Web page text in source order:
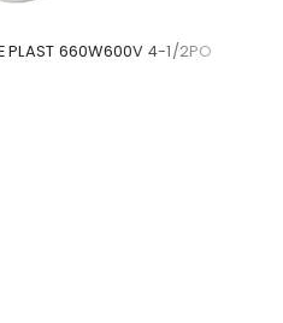
PLAST 660W600V 4-1/2PO